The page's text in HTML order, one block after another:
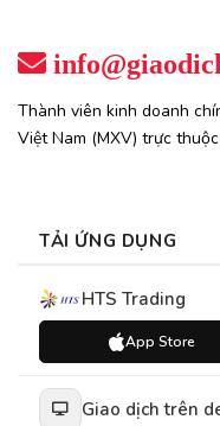
Thành viên kinh doanh
Việt Nam (MXV) trực
TẢI ỨNG DỤNG
HTS Trading
App Store
Giao dịch trên